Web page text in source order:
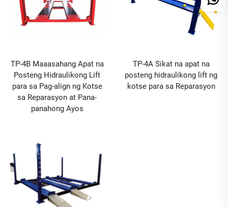
TP-4B Maaasahang Apat na
Posteng Hidraulikong Lift
para sa Pag-align ng Kotse
sa Reparasyon at Pana-
panahong Ayos
TP-4A Sikat na apat na
posteng hidraulikong lift ng
kotse para sa Reparasyon